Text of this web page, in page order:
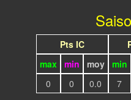
Pts IC
max
min moy min
0
0 0.0 7